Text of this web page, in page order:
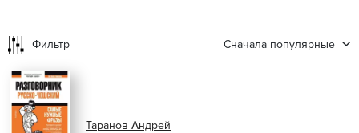
Фильтр Сначала популярные
Таранов Андрей